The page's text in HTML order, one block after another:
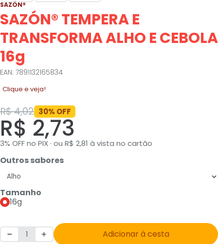
SAZÓN®
SAZÓN® TEMPERA E
TRANSFORMA ALHO E CEBOLA
16g
EAN: 7891132165834
Clique e veja!
R$ 4,02 30% OFF
R$ 2,73
3% OFF no PIX · ou R$ 2,81 à vista no cartão
Outros sabores
Tamanho
16g
Adicionar à cesta